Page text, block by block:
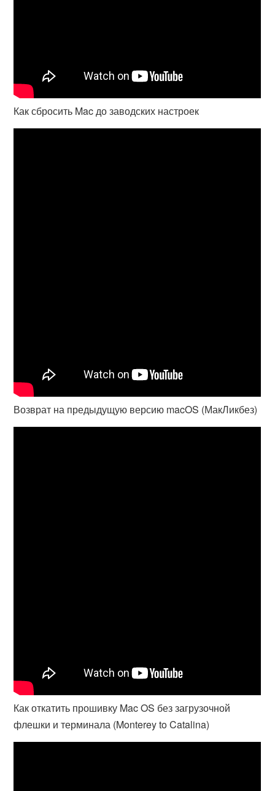
Как сбросить Mac до заводских настроек
Возврат на предыдущую версию macOS (МакЛикбез)
Как откатить прошивку Mac OS без загрузочной
флешки и терминала (Monterey to Catalina)